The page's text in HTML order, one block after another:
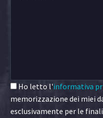
Ho letto l'informativa
memorizzazione dei miei
esclusivamente per le